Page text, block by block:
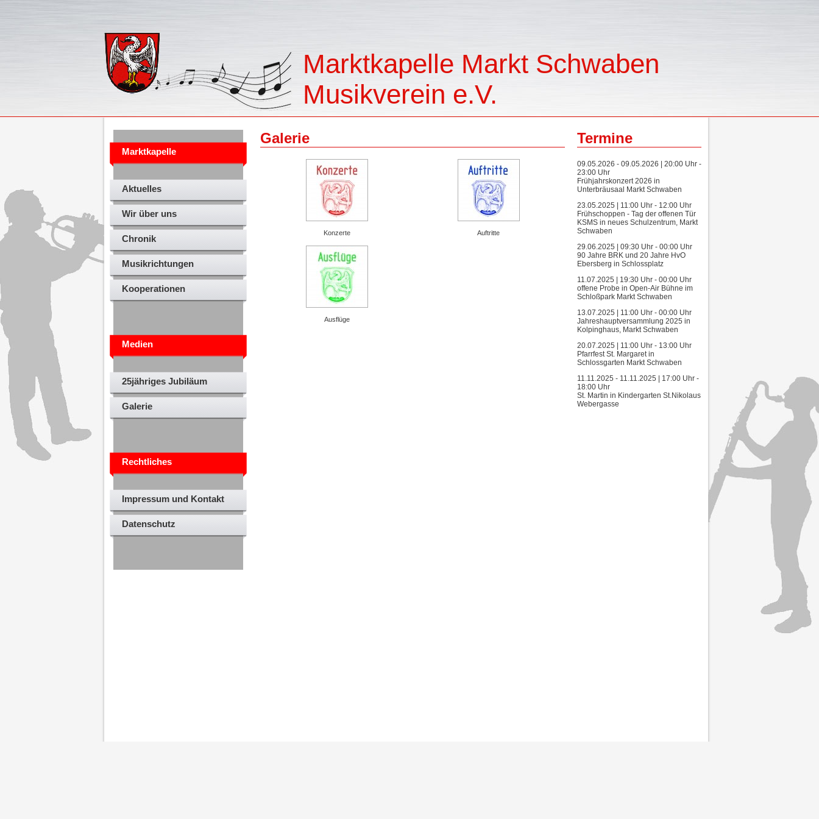
Marktkapelle Markt Schwaben
Musikverein e.V.
Marktkapelle
Aktuelles
Wir über uns
Chronik
Musikrichtungen
Kooperationen
Medien
25jähriges Jubiläum
Galerie
Rechtliches
Impressum und Kontakt
Datenschutz
Galerie
Konzerte Auftritte
Ausflüge
Termine
09.05.2026 - 09.05.2026 | 20:00 Uhr -
23:00 Uhr
Frühjahrskonzert 2026 in
Unterbräusaal Markt Schwaben
23.05.2025 | 11:00 Uhr - 12:00 Uhr
Frühschoppen - Tag der offenen Tür
KSMS in neues Schulzentrum, Markt
Schwaben
29.06.2025 | 09:30 Uhr - 00:00 Uhr
90 Jahre BRK und 20 Jahre HvO
Ebersberg in Schlossplatz
11.07.2025 | 19:30 Uhr - 00:00 Uhr
offene Probe in Open-Air Bühne im
Schloßpark Markt Schwaben
13.07.2025 | 11:00 Uhr - 00:00 Uhr
Jahreshauptversammlung 2025 in
Kolpinghaus, Markt Schwaben
20.07.2025 | 11:00 Uhr - 13:00 Uhr
Pfarrfest St. Margaret in
Schlossgarten Markt Schwaben
11.11.2025 - 11.11.2025 | 17:00 Uhr -
18:00 Uhr
St. Martin in Kindergarten St.Nikolaus
Webergasse